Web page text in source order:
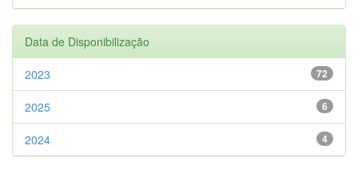
Data de Disponibilização
72
2023
6
2025
4
2024